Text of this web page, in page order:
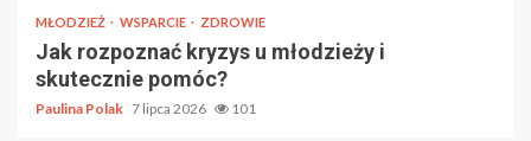
MŁODZIEŻ WSPARCIE ZDROWIE
Jak rozpoznać kryzys u młodzieży i
skutecznie pomóc?
Paulina Polak 7 lipca 2026 101